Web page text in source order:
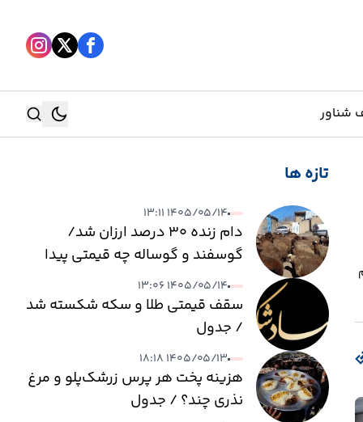
شناور
جستجو
تازه ها
۱۴۰۵/۰۵/۱۴ ۱۳:۱۱
دام زنده ۳۰ درصد ارزان شد/
گوسفند و گوساله چه قیمتی پیدا
کرد؟
۱۴۰۵/۰۵/۱۴ ۱۳:۰۶
سقف قیمتی طلا و سکه شکسته شد
/ جدول
۱۴۰۵/۰۵/۱۳ ۱۸:۱۸
هزینه پخت هر پرس زرشک‌پلو و مرغ
نذری چند؟ / جدول